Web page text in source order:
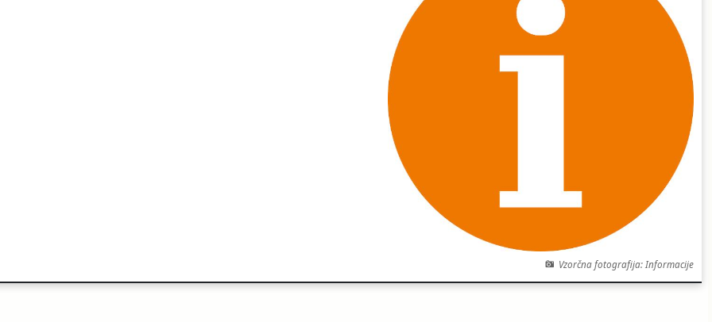
Vzorčna fotografija: Informacije